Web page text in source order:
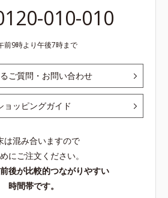
010-010
前9時より午後7時まで
ご質問・お問い合わせ
ョッピングガイド
は混み合いますので
にご注文ください。
後が比較的つながりやすい
時間帯です。